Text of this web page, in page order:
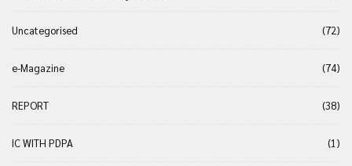
Uncategorised (72)
e-Magazine (74)
REPORT (38)
IC WITH PDPA (1)